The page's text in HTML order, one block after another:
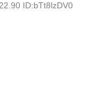
ID:bTt8lzDV0